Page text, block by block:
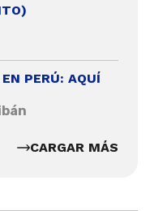
PERÚ: AQUÍ
CARGAR MÁS